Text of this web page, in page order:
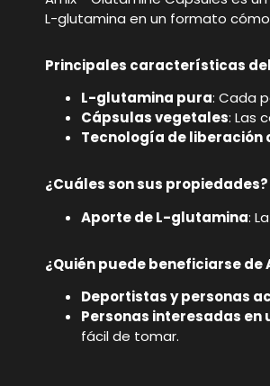
L-glutamina en un formato
Principales características
L-glutamina pura: Cada
Cápsulas vegetales: Las
Tecnología de liberación
¿Cuáles son sus propiedades?
Aporte de L-glutamina:
¿Quién puede beneficiarse
Deportistas y personas
Personas interesadas
fácil de tomar.